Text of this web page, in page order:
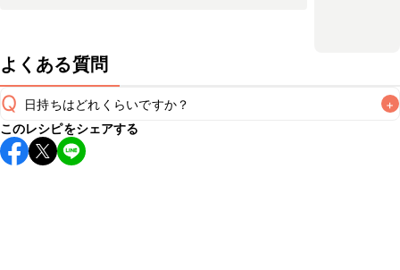
よくある質問
Q 日持ちはどれくらいですか？ +
保存期間は冷蔵で当日中が目安です。なるべくお早めにお召
し上がりください。
このレシピをシェアする